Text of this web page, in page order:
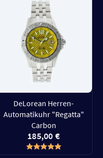
DeLorean Herren-
Automatikuhr "Regatta"
Carbon
185,00 €